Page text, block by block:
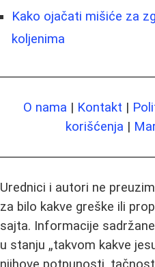
Kako ojačati mišiće za
koljenima
O nama | Kontakt |
korišćenja |
Urednici i autori ne
za bilo kakve greške ili
sajta. Informacije
u stanju „takvom kakve